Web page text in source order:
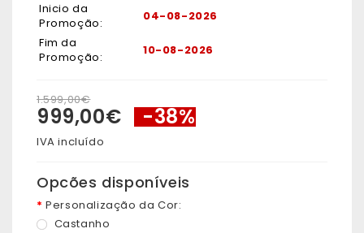
Inicio da
Promoção:
04-08-2026
Fim da
Promoção:
10-08-2026
1.599,00€
999,00€ -38%
IVA incluído
Opcões disponíveis
Personalização da Cor:
Castanho